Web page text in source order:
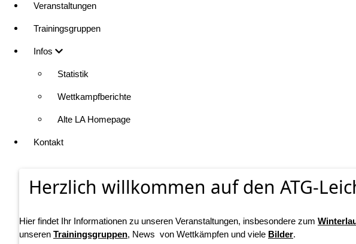
Veranstaltungen
Trainingsgruppen
Infos
Statistik
Wettkampfberichte
Alte LA Homepage
Kontakt
Herzlich willkommen auf den ATG-
Hier findet Ihr Informationen zu unseren Veranstaltungen, insbesondere zum
unseren Trainingsgruppen, News von Wettkämpfen und viele Bilder.